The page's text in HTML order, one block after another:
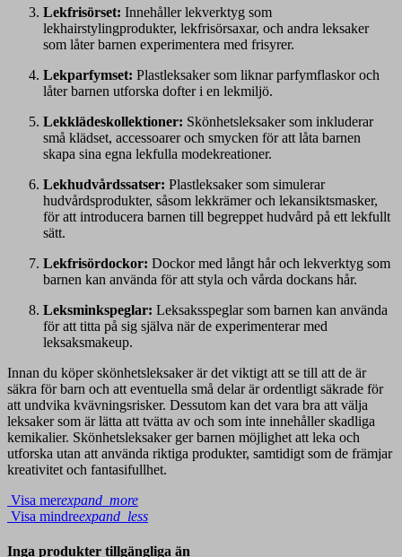
Lekfrisörset: Innehåller lekverktyg som
lekhairstylingprodukter, lekfrisörsaxar, och andra leksaker
som låter barnen experimentera med frisyrer.
Lekparfymset: Plastleksaker som liknar parfymflaskor och
låter barnen utforska dofter i en lekmiljö.
Lekklädeskollektioner: Skönhetsleksaker som inkluderar
små klädset, accessoarer och smycken för att låta barnen
skapa sina egna lekfulla modekreationer.
Lekhudvårdssatser: Plastleksaker som simulerar
hudvårdsprodukter, såsom lekkrämer och lekansiktsmasker,
för att introducera barnen till begreppet hudvård på ett lekfullt
sätt.
Lekfrisördockor: Dockor med långt hår och lekverktyg som
barnen kan använda för att styla och vårda dockans hår.
Leksminkspeglar: Leksaksspeglar som barnen kan använda
för att titta på sig själva när de experimenterar med
leksaksmakeup.
Innan du köper skönhetsleksaker är det viktigt att se till att de är
säkra för barn och att eventuella små delar är ordentligt säkrade för
att undvika kvävningsrisker. Dessutom kan det vara bra att välja
leksaker som är lätta att tvätta av och som inte innehåller skadliga
kemikalier. Skönhetsleksaker ger barnen möjlighet att leka och
utforska utan att använda riktiga produkter, samtidigt som de främjar
kreativitet och fantasifullhet.
Visa merexpand_more
Visa mindreexpand_less
Inga produkter tillgängliga än